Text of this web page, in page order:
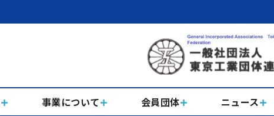
事業について 会員団体 ニュース